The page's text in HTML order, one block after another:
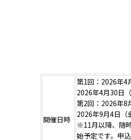
開催日時
第1回：2026年4
2026年4月30日
第2回：2026年8
2026年9月4日（
※11月以降、随
始予定です。申